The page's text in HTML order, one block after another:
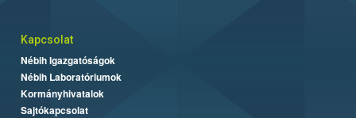
Kapcsolat
Nébih Igazgatóságok
Nébih Laboratóriumok
Kormányhivatalok
Sajtókapcsolat